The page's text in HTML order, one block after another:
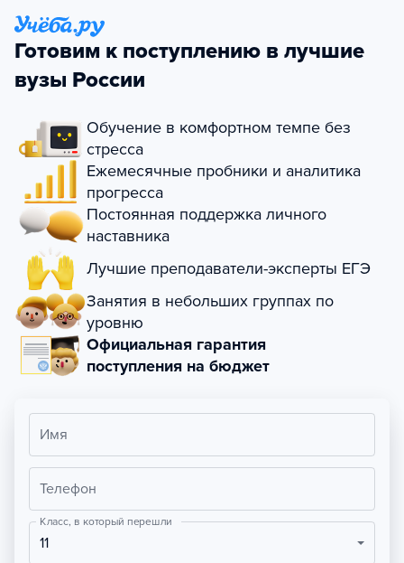
Готовим к поступлению в лучшие
вузы России
Обучение в комфортном темпе без
стресса
Ежемесячные пробники и аналитика
прогресса
Постоянная поддержка личного
наставника
Лучшие преподаватели-эксперты ЕГЭ
Занятия в небольших группах по
уровню
Официальная гарантия
поступления на бюджет
Имя
Телефон
Класс, в который перешли
11